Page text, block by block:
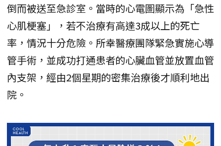
倒而被送至急診室。當時的心電圖顯示為「急性
心肌梗塞」，若不治療有高達3成以上的死亡
率，情況十分危險。所幸醫療團隊緊急實施心導
管手術，並成功打通患者的心臟血管並放置血管
內支架，經由2個星期的密集治療後才順利地出
院。